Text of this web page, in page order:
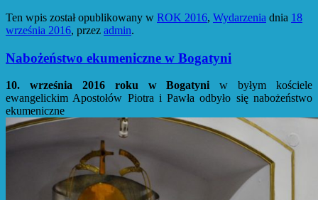
Ten wpis został opublikowany w ROK 2016, Wydarzenia dnia 18
września 2016, przez admin.
Nabożeństwo ekumeniczne w Bogatyni
10. września 2016 roku w Bogatyniw byłym kościele
ewangelickim Apostołów Piotra i Pawła odbyło się nabożeństwo
ekumeniczne